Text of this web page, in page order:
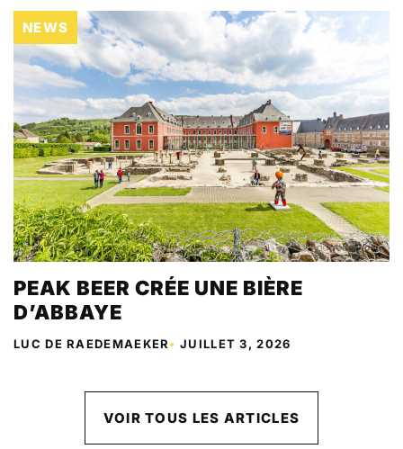
NEWS
PEAK BEER CRÉE UNE BIÈRE
D’ABBAYE
LUC DE RAEDEMAEKER•JUILLET 3, 2026
VOIR TOUS LES ARTICLES